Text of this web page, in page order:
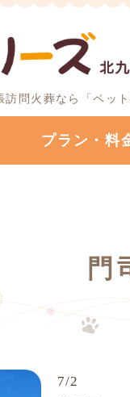
問火葬なら「ペッ
プラン・料
門
7/2